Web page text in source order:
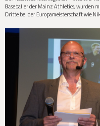
Baseballer der Mainz Athletics, wurden
Dritte bei der Europameisterschaft wie